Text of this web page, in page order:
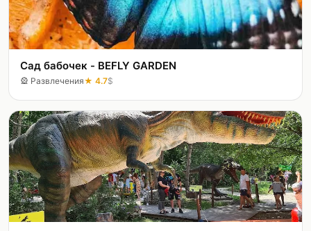
Сад бабочек - BEFLY GARDEN
🎡 Развлечения★ 4.7$